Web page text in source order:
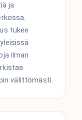
ja
tukee
ilman
välittömästi.